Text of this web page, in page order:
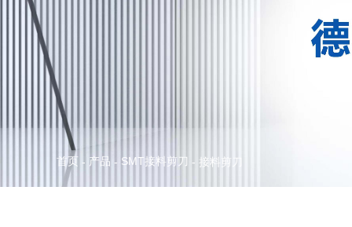
首页 - 产品 - SMT接料剪刀 - 接料剪刀